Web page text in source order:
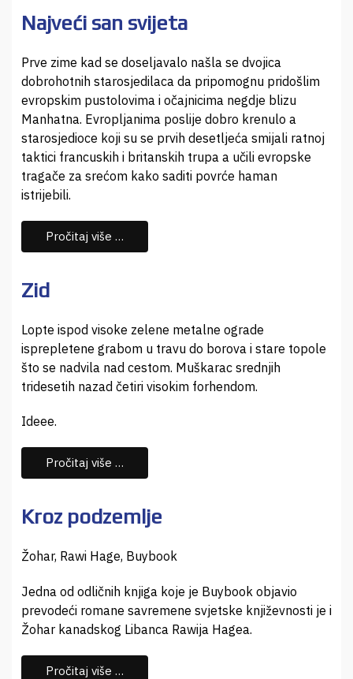
Najveći san svijeta
Prve zime kad se doseljavalo našla se dvojica
dobrohotnih starosjedilaca da pripomognu pridošlim
evropskim pustolovima i očajnicima negdje blizu
Manhatna. Evropljanima poslije dobro krenulo a
starosjedioce koji su se prvih desetljeća smijali ratnoj
taktici francuskih i britanskih trupa a učili evropske
tragače za srećom kako saditi povrće haman
istrijebili.
Pročitaj više …
Zid
Lopte ispod visoke zelene metalne ograde
isprepletene grabom u travu do borova i stare topole
što se nadvila nad cestom. Muškarac srednjih
tridesetih nazad četiri visokim forhendom.
Ideee.
Pročitaj više …
Kroz podzemlje
Žohar, Rawi Hage, Buybook
Jedna od odličnih knjiga koje je Buybook objavio
prevodeći romane savremene svjetske književnosti je i
Žohar kanadskog Libanca Rawija Hagea.
Pročitaj više …